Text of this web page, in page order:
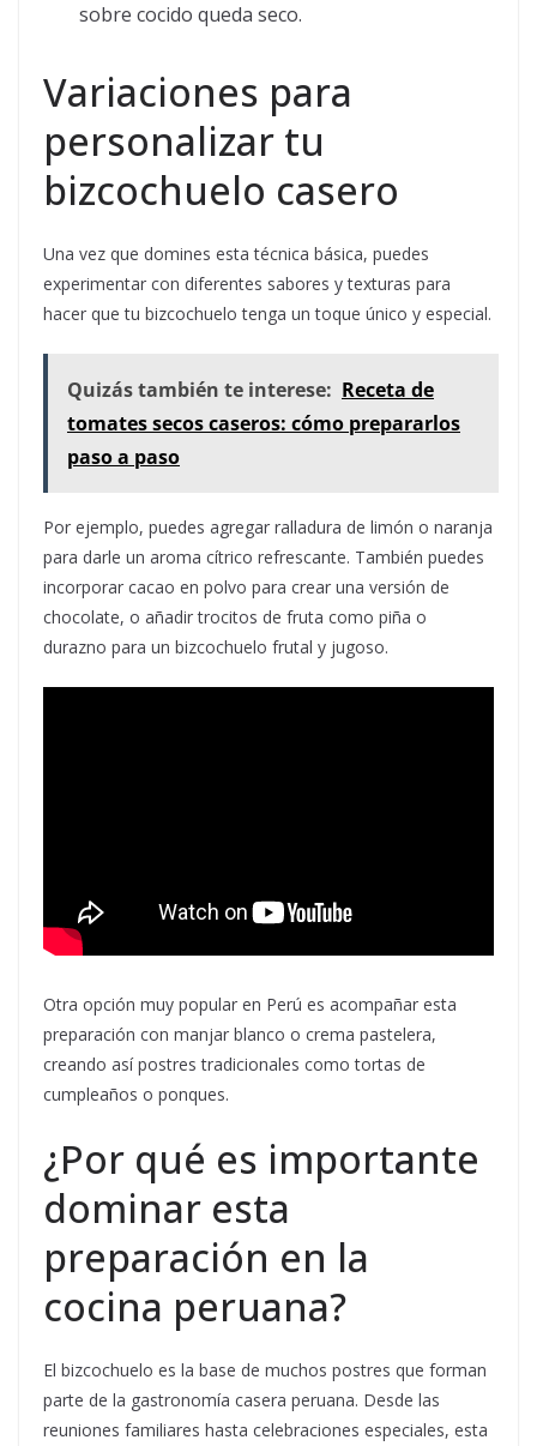
sobre cocido queda seco.
Variaciones para
personalizar tu
bizcochuelo casero
Una vez que domines esta técnica básica, puedes
experimentar con diferentes sabores y texturas para
hacer que tu bizcochuelo tenga un toque único y especial.
Quizás también te interese: Receta de
tomates secos caseros: cómo prepararlos
paso a paso
Por ejemplo, puedes agregar ralladura de limón o naranja
para darle un aroma cítrico refrescante. También puedes
incorporar cacao en polvo para crear una versión de
chocolate, o añadir trocitos de fruta como piña o
durazno para un bizcochuelo frutal y jugoso.
Otra opción muy popular en Perú es acompañar esta
preparación con manjar blanco o crema pastelera,
creando así postres tradicionales como tortas de
cumpleaños o ponques.
¿Por qué es importante
dominar esta
preparación en la
cocina peruana?
El bizcochuelo es la base de muchos postres que forman
parte de la gastronomía casera peruana. Desde las
reuniones familiares hasta celebraciones especiales, esta